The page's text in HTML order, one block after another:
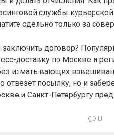
службы
сдельно только за
договор?
доставку по Москве и
изматывающих
отвезет посылку, но и
и Санкт-Петербургу
0